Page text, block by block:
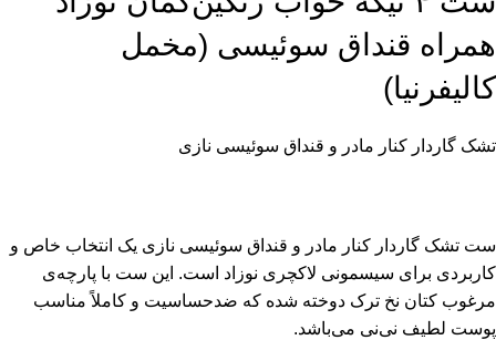
همراه قنداق سوئیسی (مخمل
کالیفرنیا)
تشک گاردار کنار مادر و قنداق سوئیسی نازی
ست تشک گاردار کنار مادر و قنداق سوئیسی نازی یک انتخاب خاص و
کاربردی برای سیسمونی لاکچری نوزاد است. این ست با پارچه‌ی
مرغوب کتان نخ ترک دوخته شده که ضدحساسیت و کاملاً مناسب
پوست لطیف نی‌نی می‌باشد.